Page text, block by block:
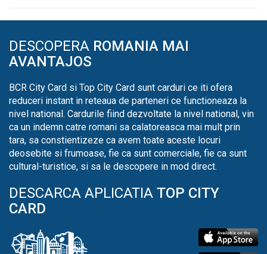
DESCOPERA ROMANIA MAI
AVANTAJOS
BCR City Card si Top City Card sunt carduri ce iti ofera
reduceri instant in reteaua de parteneri ce functioneaza la
nivel national. Cardurile fiind dezvoltate la nivel national, vin
ca un indemn catre romani sa calatoreasca mai mult prin
tara, sa constientizeze ca avem toate aceste locuri
deosebite si frumoase, fie ca sunt comerciale, fie ca sunt
cultural-turistice, si sa le descopere in mod direct.
DESCARCA APLICATIA TOP CITY
CARD